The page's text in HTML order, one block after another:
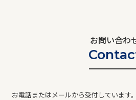
お問い合わ
お電話またはメールから受付しています